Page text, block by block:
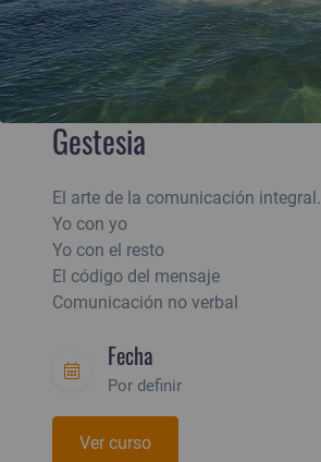
Gestesia
El arte de la comunicación integral.
Yo con yo
Yo con el resto
El código del mensaje
Comunicación no verbal
Fecha
Por definir
Ver curso